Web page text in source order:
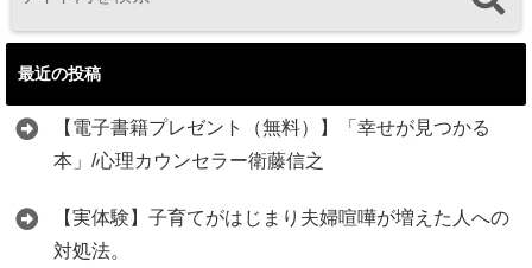
最近の投稿
【電子書籍プレゼント（無料）】「幸せが見つかる
本」/心理カウンセラー衛藤信之
【実体験】子育てがはじまり夫婦喧嘩が増えた人への
対処法。